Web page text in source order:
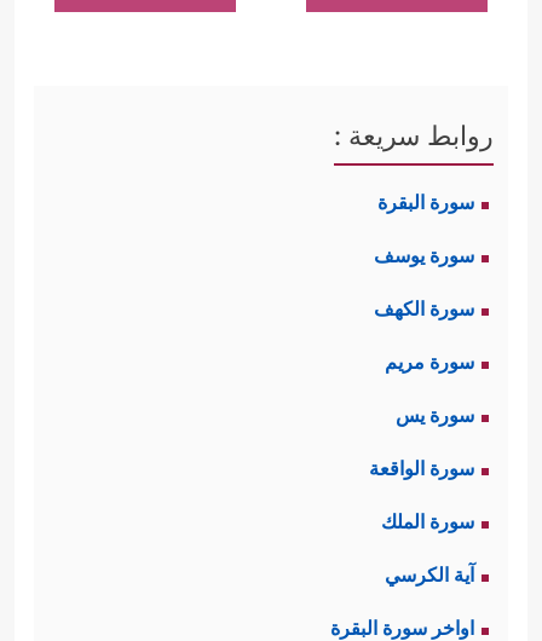
روابط سريعة :
سورة البقرة
سورة يوسف
سورة الكهف
سورة مريم
سورة يس
سورة الواقعة
سورة الملك
آية الكرسي
اواخر سورة البقرة